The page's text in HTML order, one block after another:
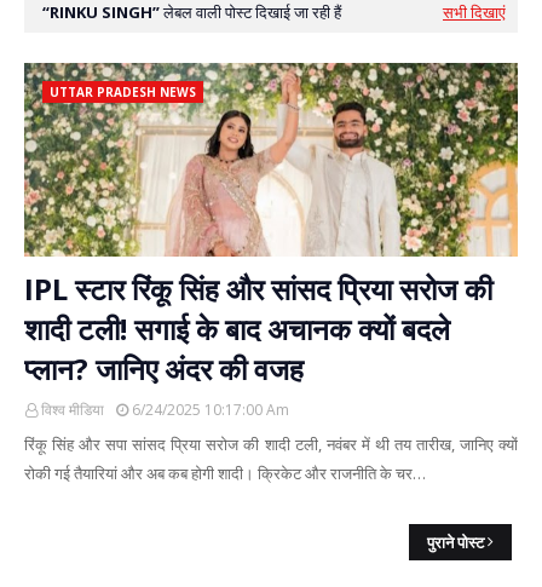
RINKU SINGH लेबल वाली पोस्ट दिखाई जा रही हैं सभी दिखाएं
UTTAR PRADESH NEWS
IPL स्टार रिंकू सिंह और सांसद प्रिया सरोज की
शादी टली! सगाई के बाद अचानक क्यों बदले
प्लान? जानिए अंदर की वजह
विश्व मीडिया 6/24/2025 10:17:00 Am
रिंकू सिंह और सपा सांसद प्रिया सरोज की शादी टली, नवंबर में थी तय तारीख, जानिए क्यों
रोकी गई तैयारियां और अब कब होगी शादी। क्रिकेट और राजनीति के चर…
पुराने पोस्ट